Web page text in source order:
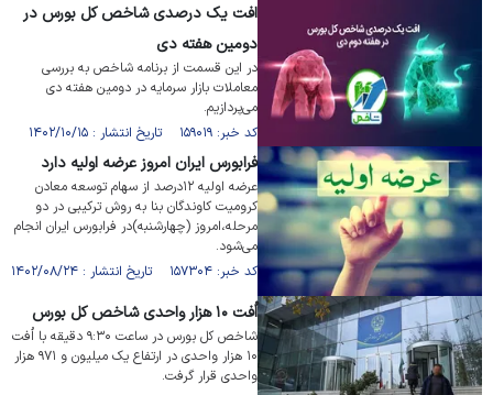
افت یک درصدی شاخص کل بورس در
دومین هفته دی
در این قسمت از برنامه شاخص به بررسی
معاملات بازار سرمایه در دومین هفته دی
می‌پردازیم.
کد خبر: ۱۵۹۰۱۹ تاریخ انتشار : ۱۴۰۲/۱۰/۱۵
فرابورس ایران امروز عرضه اولیه دارد
عرضه اولیه ۱۲درصد از سهام توسعه ﻣﻌﺎدن
کرومیت کاوندگان ﺑﻨﺎ به روش ترکیبی در دو
مرحله،امروز (چهارشنبه)در فرابورس ایران انجام
می‌شود.
کد خبر: ۱۵۷۳۰۴ تاریخ انتشار : ۱۴۰۲/۰۸/۲۴
اُفت ۱۰ هزار واحدی شاخص کل بورس
شاخص کل بورس در ساعت ۹:۳۰ دقیقه با اُفت
۱۰ هزار واحدی در ارتفاع یک میلیون و ۹۷۱ هزار
واحدی قرار گرفت.